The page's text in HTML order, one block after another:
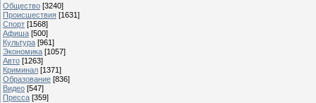
Общество [3240]
Происшествия [1631]
Спорт [1568]
Афиша [500]
Культура [961]
Экономика [1057]
Авто [1263]
Криминал [1371]
Образование [836]
Видео [547]
Пресса [359]